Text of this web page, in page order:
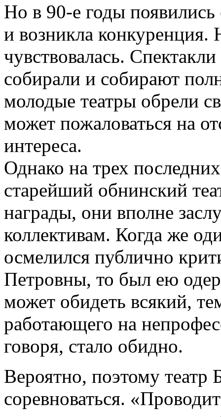
Но в 90-е годы
и возникла конкуренция.
чувствовалась.
собирали и собирают
молодые театры обрели
может пожаловаться на
интереса.
Однако на трех
старейший обнинский
награды, они вполне
коллективам. Когда же
осмелился публично
Петровны, то был ею
может обидеть всякий,
работающего на
говоря, стало обидно.
Вероятно, поэтому театр
соревноваться.